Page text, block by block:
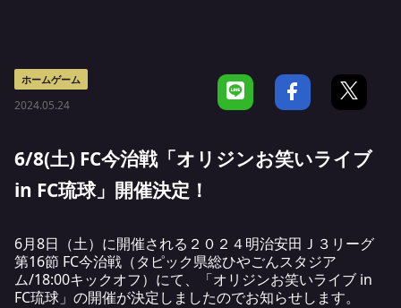
ホームゲーム
2024.05.24
6/8(土) FC今治戦「オリジンお笑いライブ
in FC琉球」開催決定！
6月8日（土）に開催される２０２４明治安田Ｊ３リーグ
第16節 FC今治戦（タピック県総ひやごんスタジア
ム/18:00キックオフ）にて、「オリジンお笑いライブ in
FC琉球」の開催が決定しましたのでお知らせします。